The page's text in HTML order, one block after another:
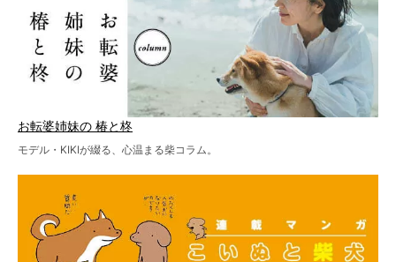
お転婆姉妹の 椿と柊
モデル・KIKIが綴る、心温まる柴コラム。